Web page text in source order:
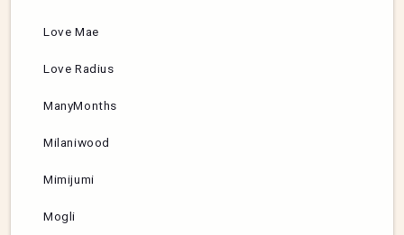
Love Mae
Love Radius
ManyMonths
Milaniwood
Mimijumi
Mogli